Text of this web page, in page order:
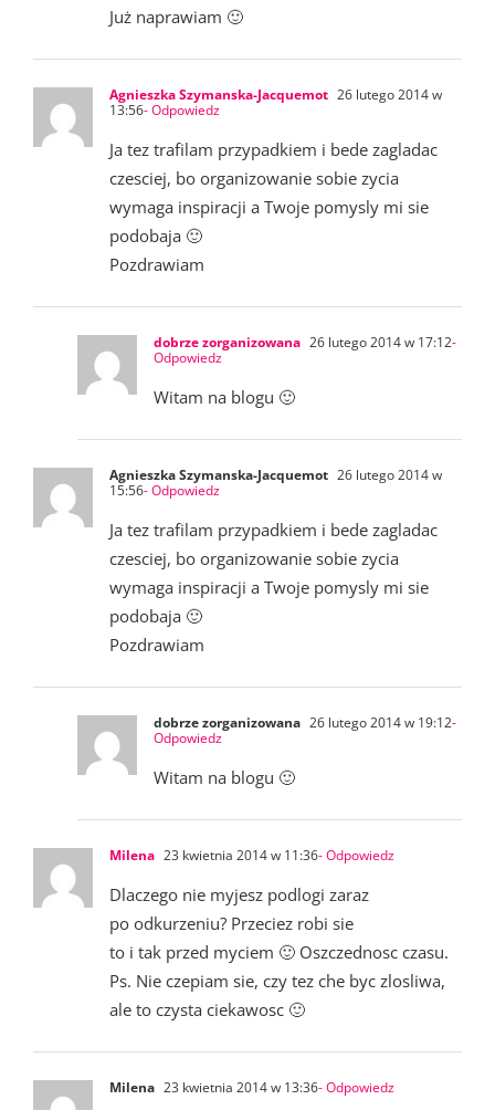
Już naprawiam 🙂
Agnieszka Szymanska-Jacquemot 26 lutego 2014 w
13:56- Odpowiedz
Ja tez trafilam przypadkiem i bede zagladac
czesciej, bo organizowanie sobie zycia
wymaga inspiracji a Twoje pomysly mi sie
podobaja 🙂
Pozdrawiam
dobrze zorganizowana 26 lutego 2014 w 17:12-
Odpowiedz
Witam na blogu 🙂
Agnieszka Szymanska-Jacquemot 26 lutego 2014 w
15:56- Odpowiedz
Ja tez trafilam przypadkiem i bede zagladac
czesciej, bo organizowanie sobie zycia
wymaga inspiracji a Twoje pomysly mi sie
podobaja 🙂
Pozdrawiam
dobrze zorganizowana 26 lutego 2014 w 19:12-
Odpowiedz
Witam na blogu 🙂
Milena 23 kwietnia 2014 w 11:36- Odpowiedz
Dlaczego nie myjesz podlogi zaraz
po odkurzeniu? Przeciez robi sie
to i tak przed myciem 🙂 Oszczednosc czasu.
Ps. Nie czepiam sie, czy tez che byc zlosliwa,
ale to czysta ciekawosc 🙂
Milena 23 kwietnia 2014 w 13:36- Odpowiedz